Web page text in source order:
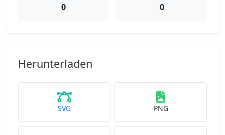
0 0
Herunterladen
SVG PNG